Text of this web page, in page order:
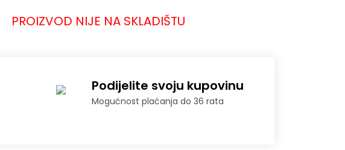
PROIZVOD NIJE NA SKLADIŠTU
Podijelite svoju kupovinu
Mogućnost plaćanja do 36 rata